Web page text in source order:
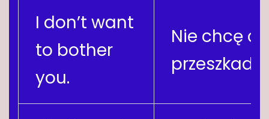
I don’t want
to bother
you.
Nie chcę ci